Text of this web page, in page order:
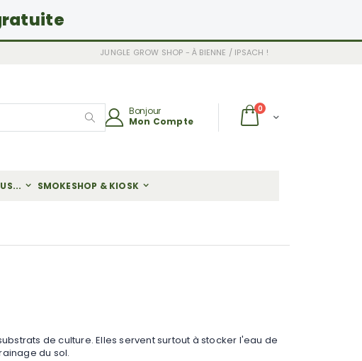
JUNGLE GROW SHOP - À BIENNE / IPSACH !
Chariot
0articles
Bonjour
Mon Compte
SMOKESHOP & KIOSK
de culture. Elles servent surtout à stocker l'eau de
du sol.